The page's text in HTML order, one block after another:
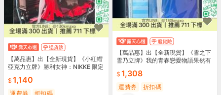
【萬品惠】出【全新現貨】《小紅帽
亞克力立牌》勝利女神：NIKKE 限定
1,140
運費券 折扣碼
【萬品惠】出【全新現貨】《雪之下
雪乃立牌》我的青春戀愛物語果然有
1,308
運費券 折扣碼